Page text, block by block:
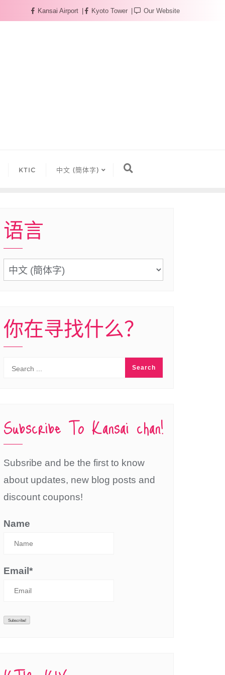
Kansai Airport Kyoto Tower Our Website
KTIC 中文 (簡体字)
语言
语
言
你在寻找什么？
Subscribe To Kansai chan!
Subsribe and be the first to know
about updates, new blog posts and
discount coupons!
Name
Email*